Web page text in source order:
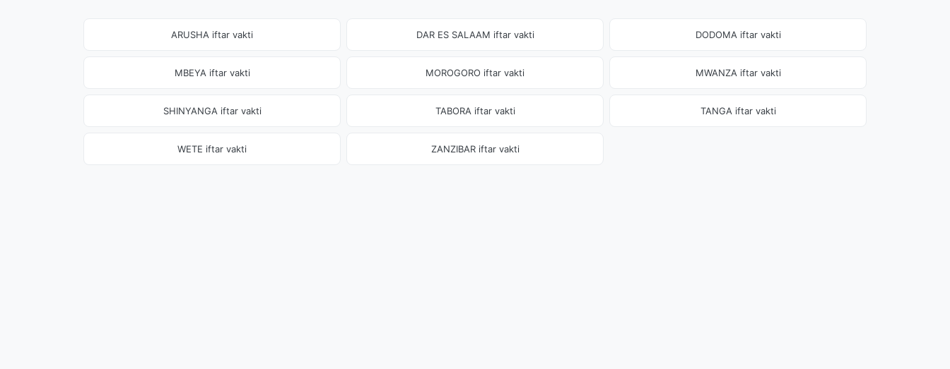
ARUSHA iftar vakti DAR ES SALAAM iftar vakti DODOMA iftar vakti
MBEYA iftar vakti MOROGORO iftar vakti MWANZA iftar vakti
SHINYANGA iftar vakti TABORA iftar vakti TANGA iftar vakti
WETE iftar vakti ZANZIBAR iftar vakti